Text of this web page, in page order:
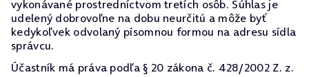
vykonávané prostredníctvom tretích osôb. Súhlas je
udelený dobrovoľne na dobu neurčitú a môže byť
kedykoľvek odvolaný písomnou formou na adresu sídla
správcu.
Účastník má práva podľa § 20 zákona č. 428/2002 Z. z.